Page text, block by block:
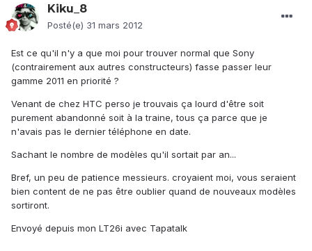
Kiku_8
Posté(e) 31 mars 2012
Est ce qu'il n'y a que moi pour trouver normal que Sony
(contrairement aux autres constructeurs) fasse passer leur
gamme 2011 en priorité ?
Venant de chez HTC perso je trouvais ça lourd d'être soit
purement abandonné soit à la traine, tous ça parce que je
n'avais pas le dernier téléphone en date.
Sachant le nombre de modèles qu'il sortait par an...
Bref, un peu de patience messieurs. croyaient moi, vous seraient
bien content de ne pas être oublier quand de nouveaux modèles
sortiront.
Envoyé depuis mon LT26i avec Tapatalk